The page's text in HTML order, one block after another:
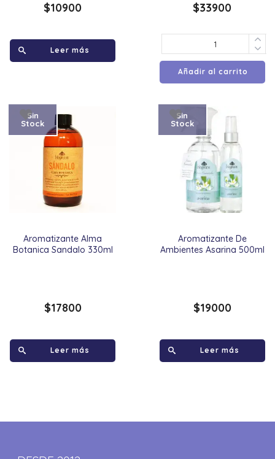
$10900
Leer más
$33900
Añadir al carrito
Aromatizante Alma
Botanica Sandalo 330ml
Sin
Stock
$17800
Leer más
Aromatizante De
Ambientes Asarina 500ml
Sin
Stock
$19000
Leer más